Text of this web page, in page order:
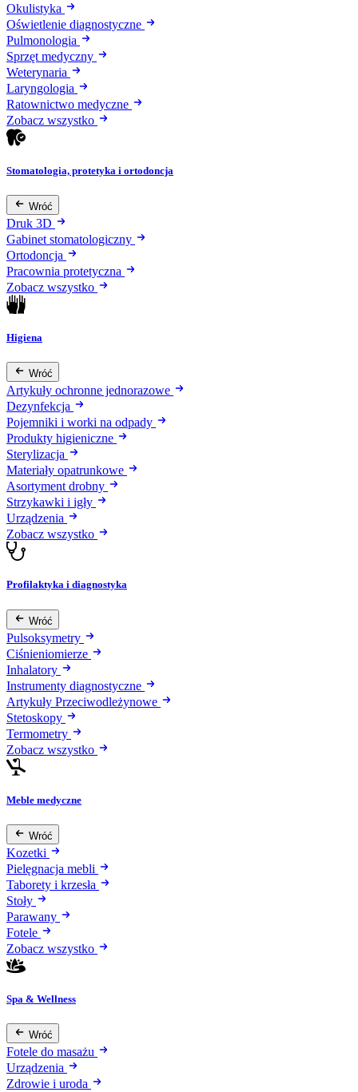
Okulistyka
Oświetlenie diagnostyczne
Pulmonologia
Sprzęt medyczny
Weterynaria
Laryngologia
Ratownictwo medyczne
Zobacz wszystko
Stomatologia, protetyka i ortodoncja
Wróć
Druk 3D
Gabinet stomatologiczny
Ortodoncja
Pracownia protetyczna
Zobacz wszystko
Higiena
Wróć
Artykuły ochronne jednorazowe
Dezynfekcja
Pojemniki i worki na odpady
Produkty higieniczne
Sterylizacja
Materiały opatrunkowe
Asortyment drobny
Strzykawki i igły
Urządzenia
Zobacz wszystko
Profilaktyka i diagnostyka
Wróć
Pulsoksymetry
Ciśnieniomierze
Inhalatory
Instrumenty diagnostyczne
Artykuły Przeciwodleżynowe
Stetoskopy
Termometry
Zobacz wszystko
Meble medyczne
Wróć
Kozetki
Pielęgnacja mebli
Taborety i krzesła
Stoły
Parawany
Fotele
Zobacz wszystko
Spa & Wellness
Wróć
Fotele do masażu
Urządzenia
Zdrowie i uroda